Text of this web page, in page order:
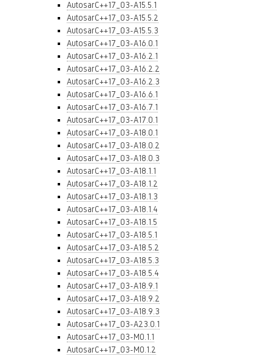
AutosarC++17_03-A15.5.1
AutosarC++17_03-A15.5.2
AutosarC++17_03-A15.5.3
AutosarC++17_03-A16.0.1
AutosarC++17_03-A16.2.1
AutosarC++17_03-A16.2.2
AutosarC++17_03-A16.2.3
AutosarC++17_03-A16.6.1
AutosarC++17_03-A16.7.1
AutosarC++17_03-A17.0.1
AutosarC++17_03-A18.0.1
AutosarC++17_03-A18.0.2
AutosarC++17_03-A18.0.3
AutosarC++17_03-A18.1.1
AutosarC++17_03-A18.1.2
AutosarC++17_03-A18.1.3
AutosarC++17_03-A18.1.4
AutosarC++17_03-A18.1.5
AutosarC++17_03-A18.5.1
AutosarC++17_03-A18.5.2
AutosarC++17_03-A18.5.3
AutosarC++17_03-A18.5.4
AutosarC++17_03-A18.9.1
AutosarC++17_03-A18.9.2
AutosarC++17_03-A18.9.3
AutosarC++17_03-A23.0.1
AutosarC++17_03-M0.1.1
AutosarC++17_03-M0.1.2